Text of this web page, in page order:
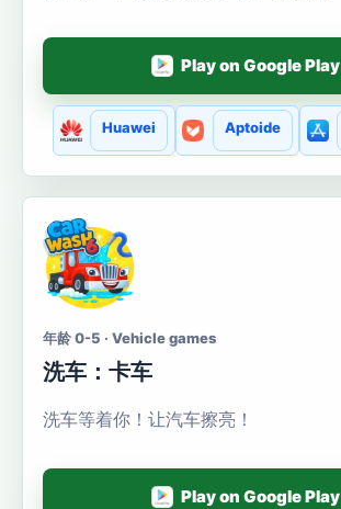
Play on Google Play
Huawei Aptoide
年龄 0-5 · Vehicle games
洗车：卡车
洗车等着你！让汽车擦亮！
Play on Google Play